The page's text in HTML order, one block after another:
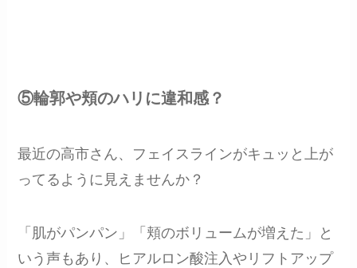
⑤輪郭や頬のハリに違和感？
最近の高市さん、フェイスラインがキュッと上が
ってるように見えませんか？
「肌がパンパン」「頬のボリュームが増えた」と
いう声もあり、ヒアルロン酸注入やリフトアップ